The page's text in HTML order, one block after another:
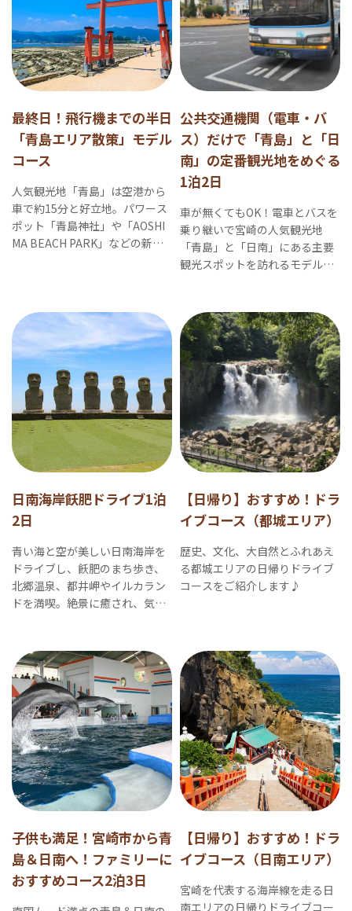
最終日！飛行機までの半日
「青島エリア散策」モデル
コース
人気観光地「青島」は空港から
車で約15分と好立地。パワース
ポット「青島神社」や「AOSHI
MA BEACH PARK」などの新ス
公共交通機関（電車・バ
ス）だけで「青島」と「日
南」の定番観光地をめぐる
1泊2日
車が無くてもOK！電車とバスを
乗り継いで宮崎の人気観光地
「青島」と「日南」にある主要
観光スポットを訪れるモデルコ
日南海岸飫肥ドライブ1泊
2日
青い海と空が美しい日南海岸を
ドライブし、飫肥のまち歩き、
北郷温泉、都井岬やイルカラン
ドを満喫。絶景に癒され、気持
【日帰り】おすすめ！ドラ
イブコース（都城エリア）
歴史、文化、大自然とふれあえ
る都城エリアの日帰りドライブ
コースをご紹介します♪
子供も満足！宮崎市から青
島＆日南へ！ファミリーに
おすすめコース2泊3日
【日帰り】おすすめ！ドラ
イブコース（日南エリア）
宮崎を代表する海岸線を走る日
南エリアの日帰りドライブコー